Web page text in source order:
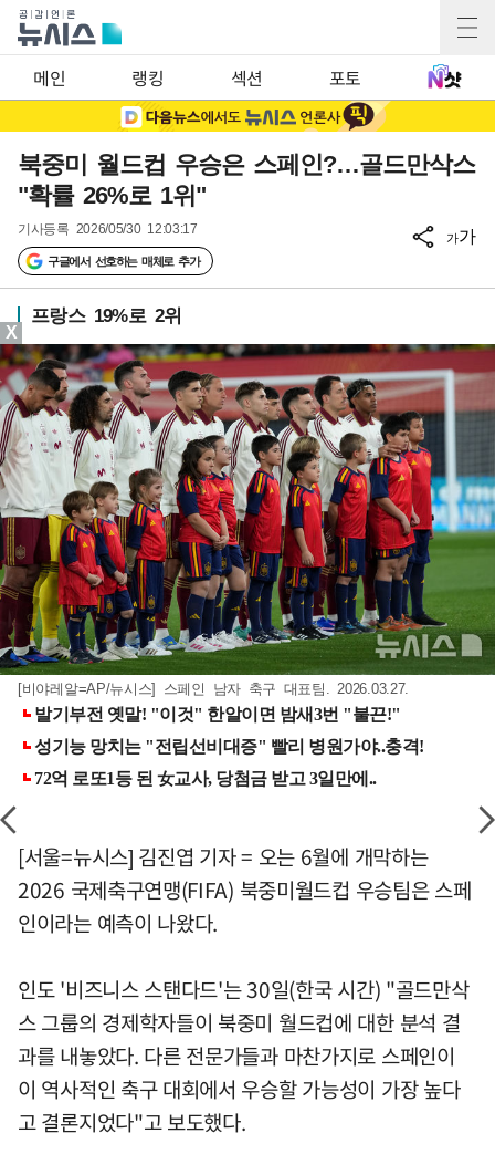
메인 랭킹 섹션 포토
북중미 월드컵 우승은 스페인?…골드만삭스
"확률 26%로 1위"
기사등록 2026/05/30 12:03:17
구글에서 선호하는 매체로 추가
가가
프랑스 19%로 2위
[비야레알=AP/뉴시스] 스페인 남자 축구 대표팀. 2026.03.27.
[서울=뉴시스] 김진엽 기자 = 오는 6월에 개막하는
2026 국제축구연맹(FIFA) 북중미월드컵 우승팀은 스페
인이라는 예측이 나왔다.
인도 '비즈니스 스탠다드'는 30일(한국 시간) "골드만삭
스 그룹의 경제학자들이 북중미 월드컵에 대한 분석 결
과를 내놓았다. 다른 전문가들과 마찬가지로 스페인이
이 역사적인 축구 대회에서 우승할 가능성이 가장 높다
고 결론지었다"고 보도했다.
X